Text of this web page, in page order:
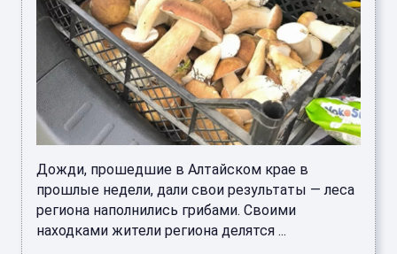
Дожди, прошедшие в Алтайском крае в
прошлые недели, дали свои результаты — леса
региона наполнились грибами. Своими
находками жители региона делятся ...